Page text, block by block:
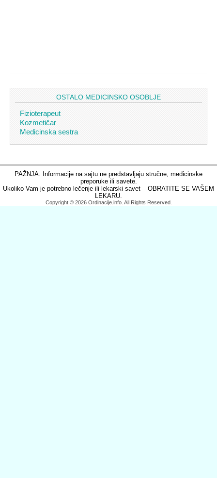
OSTALO MEDICINSKO OSOBLJE
Fizioterapeut
Kozmetičar
Medicinska sestra
PAŽNJA: Informacije na sajtu ne predstavljaju stručne, medicinske
preporuke ili savete.
Ukoliko Vam je potrebno lečenje ili lekarski savet – OBRATITE SE VAŠEM
LEKARU.
Copyright © 2026 Ordinacije.info. All Rights Reserved.